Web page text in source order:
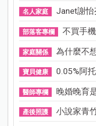
名人家庭 Janet謝怡
部落客專欄 不買手
家庭關係 為什麼不
寶貝健康 0.05%阿
醫師專欄 晚婚晚育
產後照護 小說家青